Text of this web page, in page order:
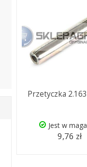
Przetyczka
Jest w
9,76 zł